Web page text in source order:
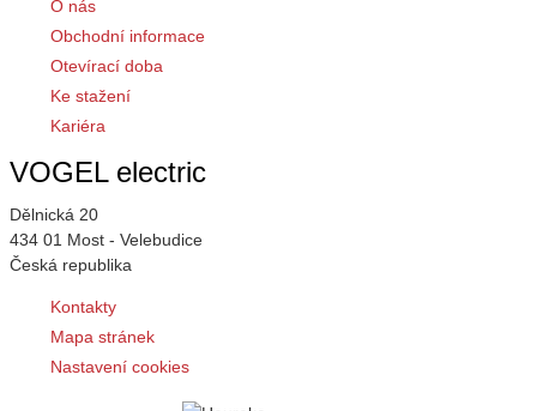
O nás
Obchodní informace
Otevírací doba
Ke stažení
Kariéra
VOGEL electric
Dělnická 20
434 01 Most - Velebudice
Česká republika
Kontakty
Mapa stránek
Nastavení cookies